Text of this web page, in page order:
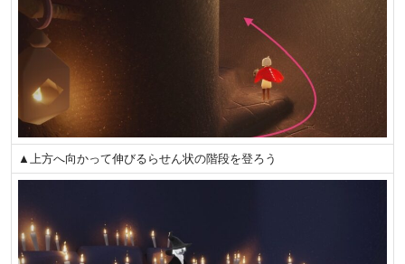
▲上方へ向かって伸びるらせん状の階段を登ろう